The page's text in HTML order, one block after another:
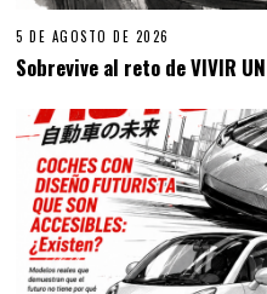
5 DE AGOSTO DE 2026
Sobrevive al reto de VIVIR UN